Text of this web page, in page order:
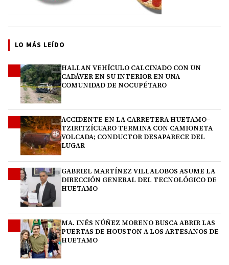
LO MÁS LEÍDO
HALLAN VEHÍCULO CALCINADO CON UN
CADÁVER EN SU INTERIOR EN UNA
COMUNIDAD DE NOCUPÉTARO
ACCIDENTE EN LA CARRETERA HUETAMO–
TZIRITZÍCUARO TERMINA CON CAMIONETA
VOLCADA; CONDUCTOR DESAPARECE DEL
LUGAR
GABRIEL MARTÍNEZ VILLALOBOS ASUME LA
DIRECCIÓN GENERAL DEL TECNOLÓGICO DE
HUETAMO
MA. INÉS NÚÑEZ MORENO BUSCA ABRIR LAS
PUERTAS DE HOUSTON A LOS ARTESANOS DE
HUETAMO